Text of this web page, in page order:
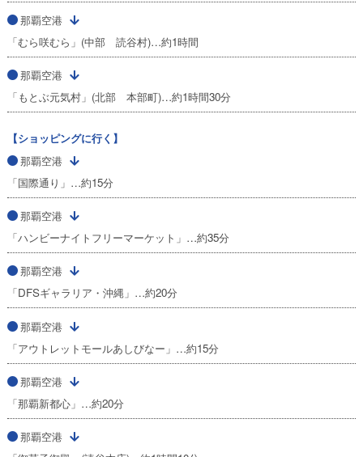
那覇空港
「むら咲むら」(中部 読谷村)…約1時間
那覇空港
「もとぶ元気村」(北部 本部町)…約1時間30分
【ショッピングに行く】
那覇空港
「国際通り」…約15分
那覇空港
「ハンビーナイトフリーマーケット」…約35分
那覇空港
「DFSギャラリア・沖縄」…約20分
那覇空港
「アウトレットモールあしびなー」…約15分
那覇空港
「那覇新都心」…約20分
那覇空港